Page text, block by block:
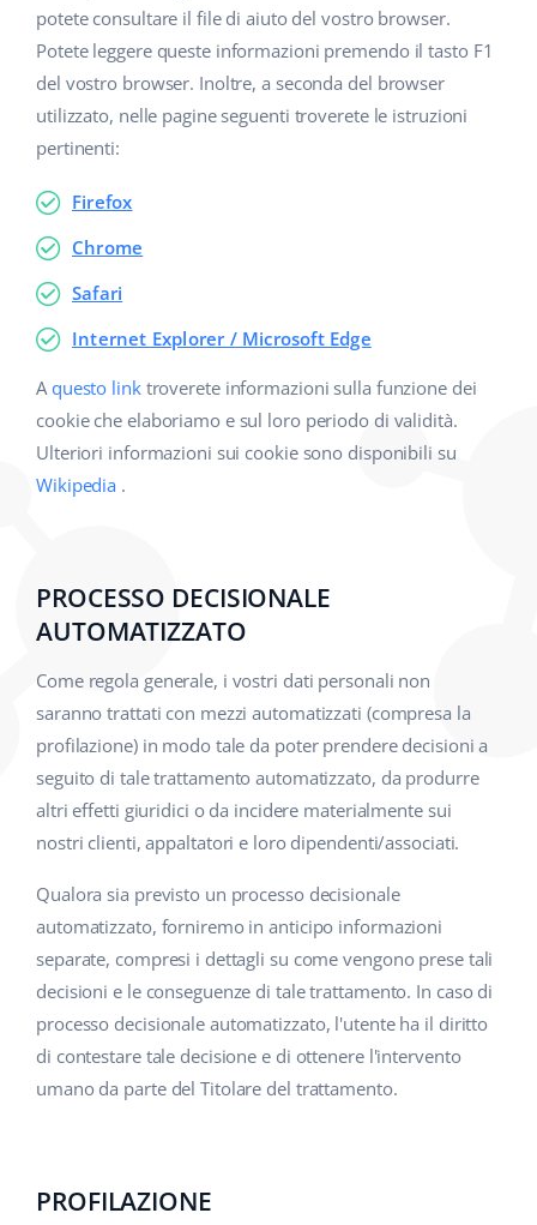
potete consultare il file di aiuto del vostro browser.
Potete leggere queste informazioni premendo il tasto F1
del vostro browser. Inoltre, a seconda del browser
utilizzato, nelle pagine seguenti troverete le istruzioni
pertinenti:
Firefox
Chrome
Safari
Internet Explorer / Microsoft Edge
Aquesto linktroverete informazioni sulla funzione dei
cookie che elaboriamo e sul loro periodo di validità.
Ulteriori informazioni sui cookie sono disponibili su
Wikipedia .
PROCESSO DECISIONALE
AUTOMATIZZATO
Come regola generale, i vostri dati personali non
saranno trattati con mezzi automatizzati (compresa la
profilazione) in modo tale da poter prendere decisioni a
seguito di tale trattamento automatizzato, da produrre
altri effetti giuridici o da incidere materialmente sui
nostri clienti, appaltatori e loro dipendenti/associati.
Qualora sia previsto un processo decisionale
automatizzato, forniremo in anticipo informazioni
separate, compresi i dettagli su come vengono prese tali
decisioni e le conseguenze di tale trattamento. In caso di
processo decisionale automatizzato, l'utente ha il diritto
di contestare tale decisione e di ottenere l'intervento
umano da parte del Titolare del trattamento.
PROFILAZIONE